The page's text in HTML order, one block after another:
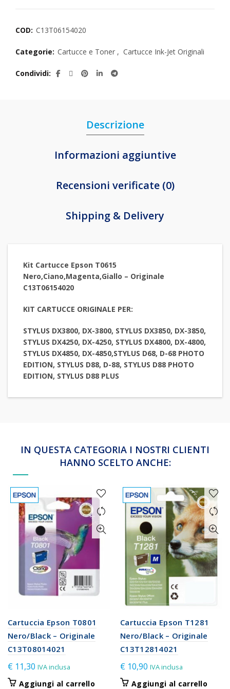
COD: C13T06154020
Categorie: Cartucce e Toner , Cartucce Ink-Jet Originali
Condividi
Descrizione
Informazioni aggiuntive
Recensioni verificate (0)
Shipping & Delivery
Kit Cartucce Epson T0615
Nero,Ciano,Magenta,Giallo – Originale
C13T06154020
KIT CARTUCCE ORIGINALE PER:
STYLUS DX3800, DX-3800, STYLUS DX3850, DX-3850,
STYLUS DX4250, DX-4250, STYLUS DX4800, DX-4800,
STYLUS DX4850, DX-4850,STYLUS D68, D-68 PHOTO
EDITION, STYLUS D88, D-88, STYLUS D88 PHOTO
EDITION, STYLUS D88 PLUS
IN QUESTA CATEGORIA I NOSTRI CLIENTI
HANNO SCELTO ANCHE:
Cartuccia Epson T0801
Nero/Black – Originale
C13T08014021
€ 11,30 IVA inclusa
Aggiungi al carrello
Cartuccia Epson T1281
Nero/Black – Originale
C13T12814021
€ 10,90 IVA inclusa
Aggiungi al carrello